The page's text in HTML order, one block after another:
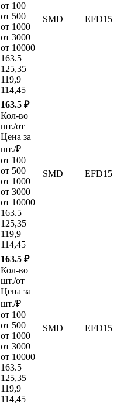
от 100
от 500
от 1000
от 3000
от 10000
163.5
125,35
119,9
114,45
SMD EFD15
163.5 ₽
Кол-во
шт./от
Цена за
шт./₽
от 100
от 500
от 1000
от 3000
от 10000
163.5
125,35
119,9
114,45
SMD EFD15
163.5 ₽
Кол-во
шт./от
Цена за
шт./₽
от 100
от 500
от 1000
от 3000
от 10000
163.5
125,35
119,9
114,45
SMD EFD15